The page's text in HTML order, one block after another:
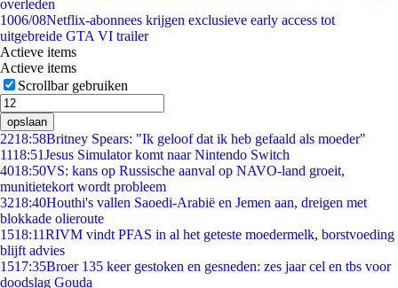
overleden
1006/08Netflix-abonnees krijgen exclusieve early access tot
uitgebreide GTA VI trailer
Actieve items
Actieve items
Scrollbar gebruiken
opslaan
2218:58Britney Spears: "Ik geloof dat ik heb gefaald als moeder"
1118:51Jesus Simulator komt naar Nintendo Switch
4018:50VS: kans op Russische aanval op NAVO-land groeit,
munitietekort wordt probleem
3218:40Houthi's vallen Saoedi-Arabië en Jemen aan, dreigen met
blokkade olieroute
1518:11RIVM vindt PFAS in al het geteste moedermelk, borstvoeding
blijft advies
1517:35Broer 135 keer gestoken en gesneden: zes jaar cel en tbs voor
doodslag Gouda